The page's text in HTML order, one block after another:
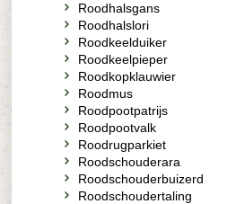
Roodhalsgans
Roodhalslori
Roodkeelduiker
Roodkeelpieper
Roodkopklauwier
Roodmus
Roodpootpatrijs
Roodpootvalk
Roodrugparkiet
Roodschouderara
Roodschouderbuizerd
Roodschoudertaling